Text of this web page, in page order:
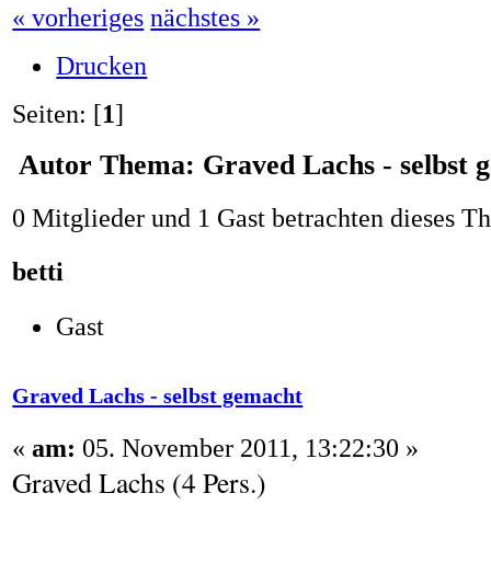
« vorheriges nächstes »
Drucken
Seiten: [1]
Autor Thema: Graved Lachs - selbst
0 Mitglieder und 1 Gast betrachten dieses
betti
Gast
Graved Lachs - selbst gemacht
«am: 05. November 2011, 13:22:30 »
Graved Lachs (4 Pers.)